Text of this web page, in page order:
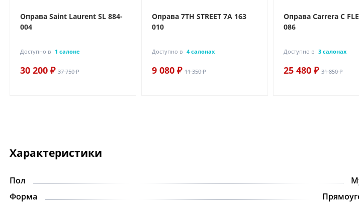
Оправа Saint Laurent SL 884-
004
Доступно в 1 салоне
30 200 ₽ 37 750 ₽
Оправа 7TH STREET 7A 163
010
Доступно в 4 салонах
9 080 ₽ 11 350 ₽
Оправа Carrera C
086
Доступно в 3 салонах
25 480 ₽ 31 850 ₽
Характеристики
Пол
Форма